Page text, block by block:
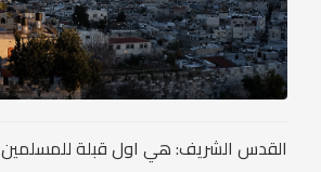
القدس الشريف: هي اول قبلة للمسلمين